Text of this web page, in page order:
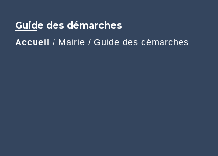
Guide des démarches
Accueil / Mairie / Guide des démarches